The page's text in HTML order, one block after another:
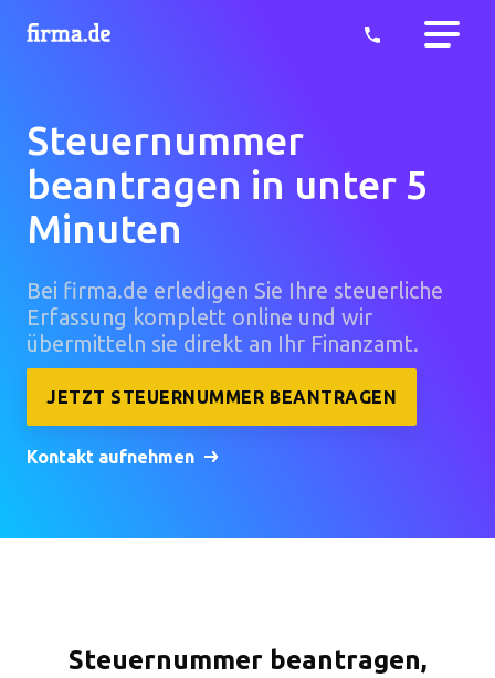
Steuernummer
beantragen in unter 5
Minuten
Bei firma.de erledigen Sie Ihre steuerliche
Erfassung komplett online und wir
übermitteln sie direkt an Ihr Finanzamt.
JETZT STEUERNUMMER BEANTRAGEN
Kontakt aufnehmen
Steuernummer beantragen,